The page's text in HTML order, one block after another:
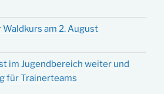
am 2. August
im Jugendbereich weiter und
für Trainerteams